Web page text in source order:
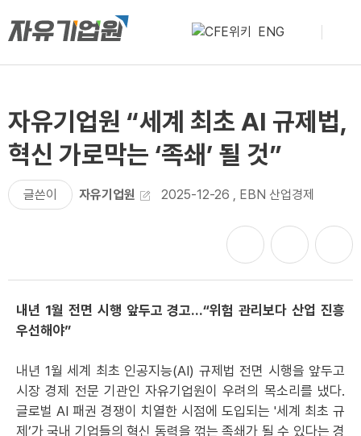
ENG
자유기업원 “세계 최초 AI 규제법,
혁신 가로막는 ‘족쇄’ 될 것”
글쓴이 자유기업원 2025-12-26 , EBN 산업경제
내년 1월 전면 시행 앞두고 경고…“위험 관리보다 산업 진흥
우선해야”
내년 1월 세계 최초 인공지능(AI) 규제법 전면 시행을 앞두고
시장 경제 전문 기관인 자유기업원이 우려의 목소리를 냈다.
글로벌 AI 패권 경쟁이 치열한 시점에 도입되는 '세계 최초 규
제’가 국내 기업들의 혁신 동력을 꺾는 족쇄가 될 수 있다는 경